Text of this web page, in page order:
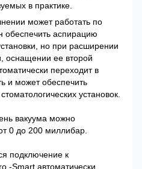
в практике.
может работать по
обеспечить аспирацию
но при расширении
оснащении ее второй
переходит в
и может обеспечить
установок.
вакуума можно
0 до 200 миллибар.
подключение к
-Smart автоматически